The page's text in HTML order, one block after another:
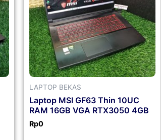
LAPTOP BEKAS
Laptop MSI GF63 Thin 10UC
RAM 16GB VGA RTX3050 4GB
Rp0